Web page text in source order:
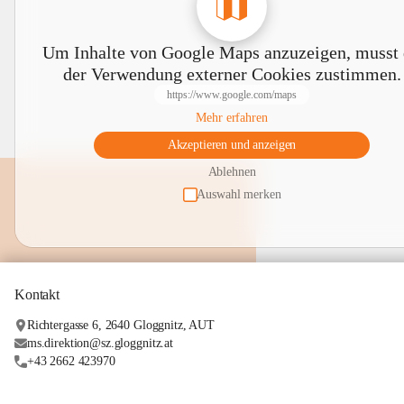
Um Inhalte von Google Maps anzuzeigen, musst
der Verwendung externer Cookies zustimmen.
https://www.google.com/maps
Mehr erfahren
Akzeptieren und anzeigen
Ablehnen
Auswahl merken
Kontakt
Richtergasse 6, 2640 Gloggnitz, AUT
ms.direktion@sz.gloggnitz.at
+43 2662 423970